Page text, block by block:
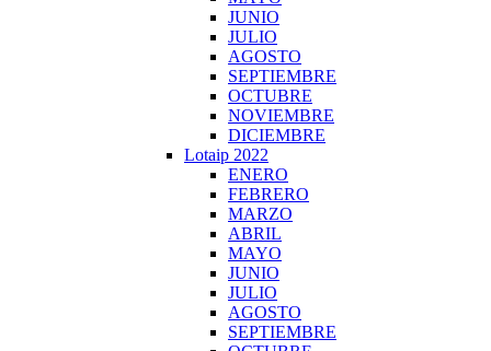
JUNIO
JULIO
AGOSTO
SEPTIEMBRE
OCTUBRE
NOVIEMBRE
DICIEMBRE
Lotaip 2022
ENERO
FEBRERO
MARZO
ABRIL
MAYO
JUNIO
JULIO
AGOSTO
SEPTIEMBRE